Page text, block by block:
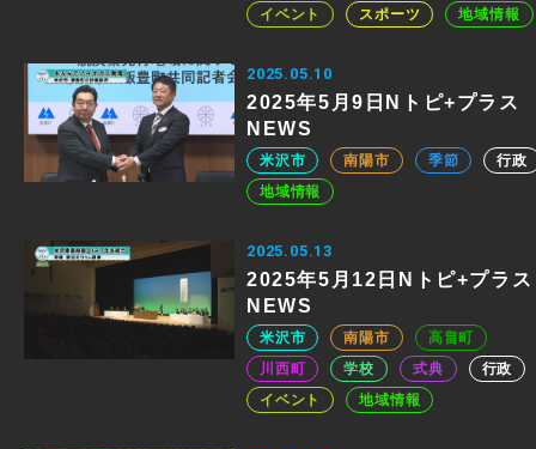
イベント スポーツ 地域情報
2025.05.10
2025年5月9日Nトピ+プラス
NEWS
米沢市 南陽市 季節
行政
地域情報
2025.05.13
2025年5月12日Nトピ+プラス
NEWS
米沢市 南陽市
高畠町
川西町
学校 式典
行政
イベント
地域情報